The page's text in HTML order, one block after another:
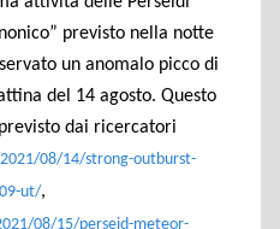
previsto nella notte
un anomalo picco di
del 14 agosto. Questo
dai ricercatori
08/14/strong-outburst-
ut/,
08/15/perseid-meteor-